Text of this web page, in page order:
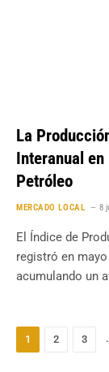
La
Interanual
Petróleo
MERCADO LOCAL 8
El Índice de
registró en
acumulando un
1 2 3